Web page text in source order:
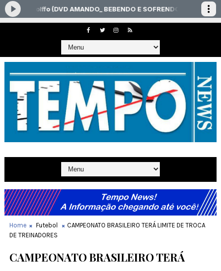
Home Futebol
CAMPEONATO BRASILEIRO TERÁ LIMITE DE TROCA
DE TREINADORES
CAMPEONATO BRASILEIRO TERÁ